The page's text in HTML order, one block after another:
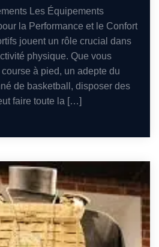
Les Équipements
la Performance et le Confort
jouent un rôle crucial dans
physique. Que vous
à pied, un adepte du
de basketball, disposer des
faire toute la […]